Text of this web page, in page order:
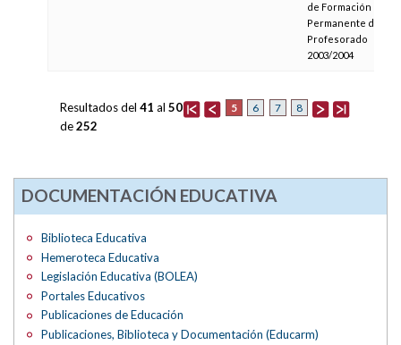
de Formación
Permanente del
Profesorado
2003/2004
5 6 7 8
Resultados del 41 al 50
de252
DOCUMENTACIÓN EDUCATIVA
Biblioteca Educativa
Hemeroteca Educativa
Legislación Educativa (BOLEA)
Portales Educativos
Publicaciones de Educación
Publicaciones, Biblioteca y Documentación (Educarm)